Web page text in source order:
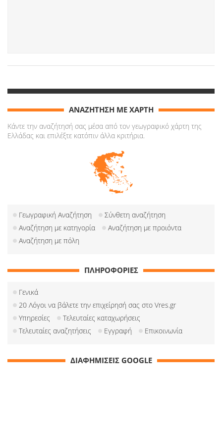
ΑΝΑΖΗΤΗΣΗ ΜΕ ΧΑΡΤΗ
Κάντε την αναζήτησή σας μέσα από τον γεωγραφικό χάρτη της
Ελλάδας και επιλέξτε κατόπιν άλλα κριτήρια.
Γεωγραφική Αναζήτηση
Σύνθετη αναζήτηση
Αναζήτηση με κατηγορία
Αναζήτηση με προιόντα
Αναζήτηση με πόλη
ΠΛΗΡΟΦΟΡΙΕΣ
Γενικά
20 Λόγοι να βάλετε την επιχείρησή σας στο Vres.gr
Υπηρεσίες
Τελευταίες καταχωρήσεις
Τελευταίες αναζητήσεις
Εγγραφή Επικοινωνία
ΔΙΑΦΗΜΙΣΕΙΣ GOOGLE